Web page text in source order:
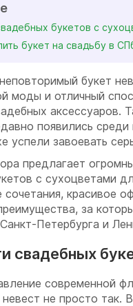
букетов с
букет на свадьбу в
букет
моды и отличный
аксессуаров.
появились
успели завоевать
предлагает
с сухоцветами
красивое
за
Петербурга и
свадебных
современной
не просто так.